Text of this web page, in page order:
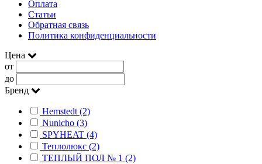
Оплата
Статьи
Обратная связь
Политика конфиденциальности
Цена
от
до
Бренд
Hemstedt (2)
Nunicho (3)
SPYHEAT (4)
Теплолюкс (2)
ТЕПЛЫЙ ПОЛ № 1 (2)